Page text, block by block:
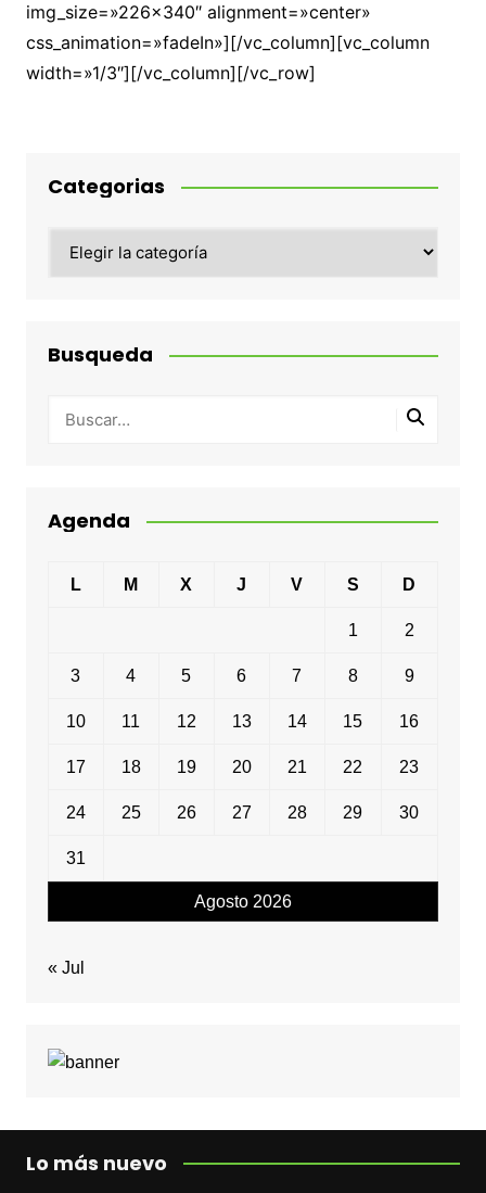
img_size=»226×340″ alignment=»center»
css_animation=»fadeIn»][/vc_column][vc_column
width=»1/3″][/vc_column][/vc_row]
Categorias
Busqueda
Agenda
Agosto 2026
L M X J V S D
1 2
3 4 5 6 7 8 9
10 11 12 13 14 15 16
17 18 19 20 21 22 23
24 25 26 27 28 29 30
31
« Jul
Lo más nuevo